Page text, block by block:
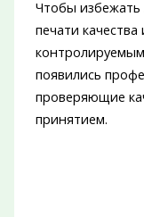
Чтобы избежать
печати
появились
проверяющие
принятием.